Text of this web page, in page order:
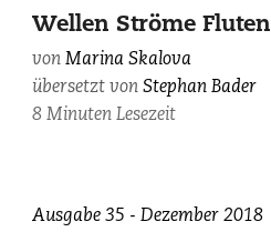
Welle
von
Kanagawa»
von
Bild:
Wellen Ströme Fluten
vonMarina Skalova
übersetzt vonStephan Bader
8 Minuten Lesezeit
Ausgabe 35 - Dezember 2018